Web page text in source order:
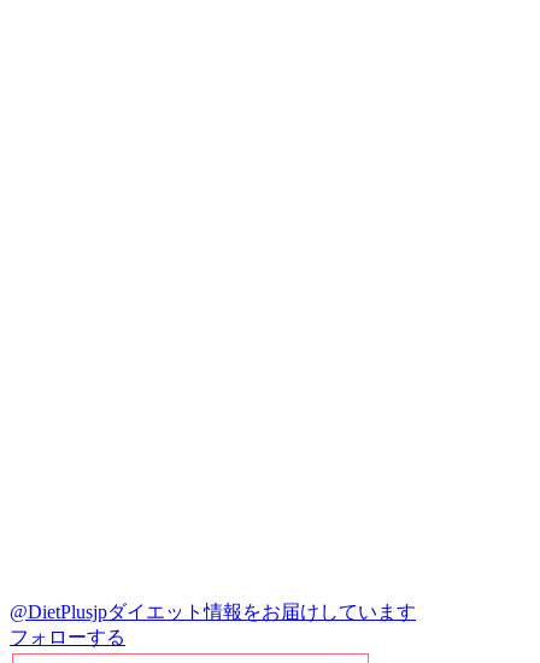
@DietPlusjpダイエット情報をお届けしています
フォローする